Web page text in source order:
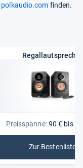
polkaudio.com finden.
Regallautsprecher
Preisspanne:90 € bis
Zur Bestenliste
: